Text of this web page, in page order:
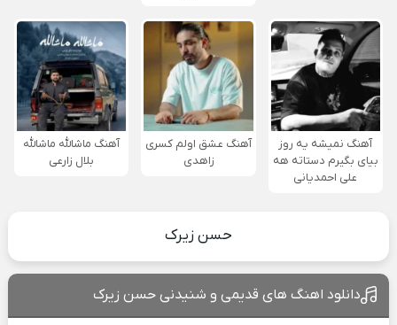
آهنگ نمیشه یه روز
بیای بگیرم دستاته هه
علی احمدیانی
آهنگ عشق اولم کسری
زاهدی
آهنگ ماشالله ماشالله
بلال زارعی
حسن زیرک
دانلود اهنگ های قدیمی و شنیدنی حسن زیرک